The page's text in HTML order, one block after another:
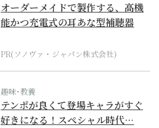
オーダーメイドで製作する、高機
能かつ充電式の耳あな型補聴器
PR(ソノヴァ・ジャパン株式会社)
趣味･教養
テンポが良くて登場キャラがすぐ
好きになる！スペシャル時代…